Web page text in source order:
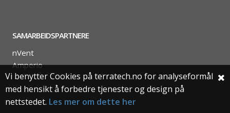
SAMARBEIDSPARTNERE
nVent
Amperio
Vi benytter Cookies på terratech.no for analyseformål
med hensikt å forbedre tjenester og design på
nettstedet. Les mer om dette her